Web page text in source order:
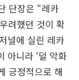
단장은 “레카
려했던 것이 확
널에 실린 레카
아니라 ‘덜 악화
긍정적으로 해